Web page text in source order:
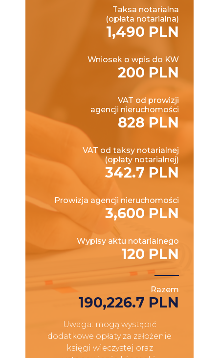
Taksa notarialna
(opłata notarialna)
1,490 PLN
Wniosek o wpis do KW
200 PLN
VAT od prowizji
agencji nieruchomości
828 PLN
VAT od taksy notarialnej
(opłaty notarialnej)
342.7 PLN
Prowizja agencji nieruchomości
3,600 PLN
Wypisy aktu notarialnego
120 PLN
Razem
190,226.7 PLN
Uwaga: mogą wystąpić
dodatkowe opłaty za założenie
księgi wieczystej oraz